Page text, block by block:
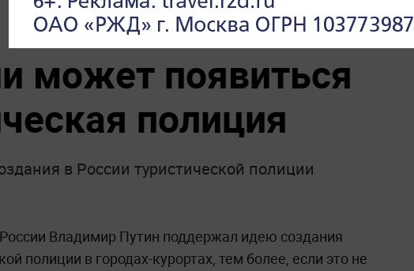
может появиться
полиция
в России туристической полиции
Владимир Путин поддержал идею создания
полиции в городах-курортах, тем более, если это не